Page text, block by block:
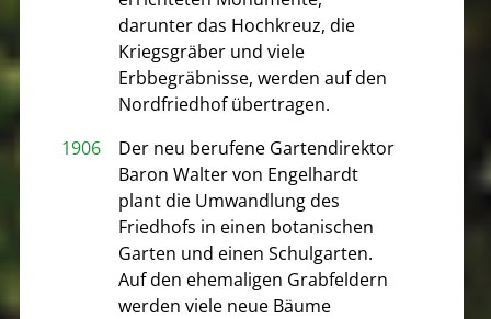
darunter das Hochkreuz, die
Kriegsgräber und viele
Erbbegräbnisse, werden auf den
Nordfriedhof übertragen.
1906
Der neu berufene Gartendirektor
Baron Walter von Engelhardt
plant die Umwandlung des
Friedhofs in einen botanischen
Garten und einen Schulgarten.
Auf den ehemaligen Grabfeldern
werden viele neue Bäume